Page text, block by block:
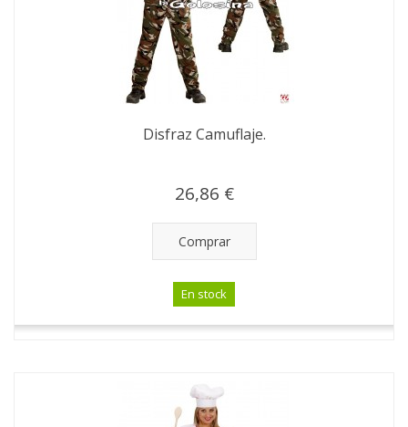
Disfraz Camuflaje.
26,86 €
Comprar
En stock